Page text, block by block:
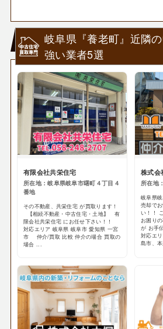
岐阜県『養老町』近隣
強い業者5選
有限会社共栄住宅
所在地：岐阜県岐阜市曙町４丁目４
番地
その不動産、共栄住宅 が買取ります！
【相続不動産・中古住宅・土地】 有
限会社共栄住宅 にお任せ下さい！！
対応エリア 岐阜県 岐阜市 愛知県 一宮
市 仲介/買取 比較 仲介の場合 買取の
場合 ...
株式会
所在地
岐阜県
売却で
い！！
お困り
が お手
対応エ
島市、